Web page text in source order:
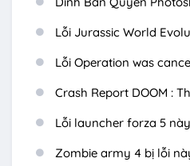
Lỗi Jurassic World
Lỗi Operation was
Crash Report DOOM :
Lỗi launcher forza 5
Zombie army 4 bị lỗi